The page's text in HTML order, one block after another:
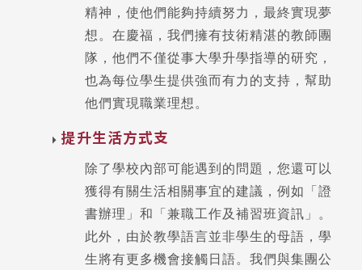
精神，使他們能夠持續努力，最終實現夢
想。在慶福，我們擁有技術精湛的教師團
隊，他們不僅從事大學升學指導的研究，
也為每位學生提供強而有力的支持，幫助
他們實現職業理想。
提升生活方式支
除了學校內部可能遇到的問題，您還可以
獲得有關生活相關事宜的建議，例如「證
書辦理」和「兼職工作及補習班資訊」。
此外，由於教學語言並非學生的母語，學
生將有更多機會接觸日語。我們與集團公